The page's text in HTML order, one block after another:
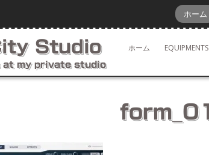
ホーム
Studio
my private studio
ホーム EQUIPMENTS
form_01